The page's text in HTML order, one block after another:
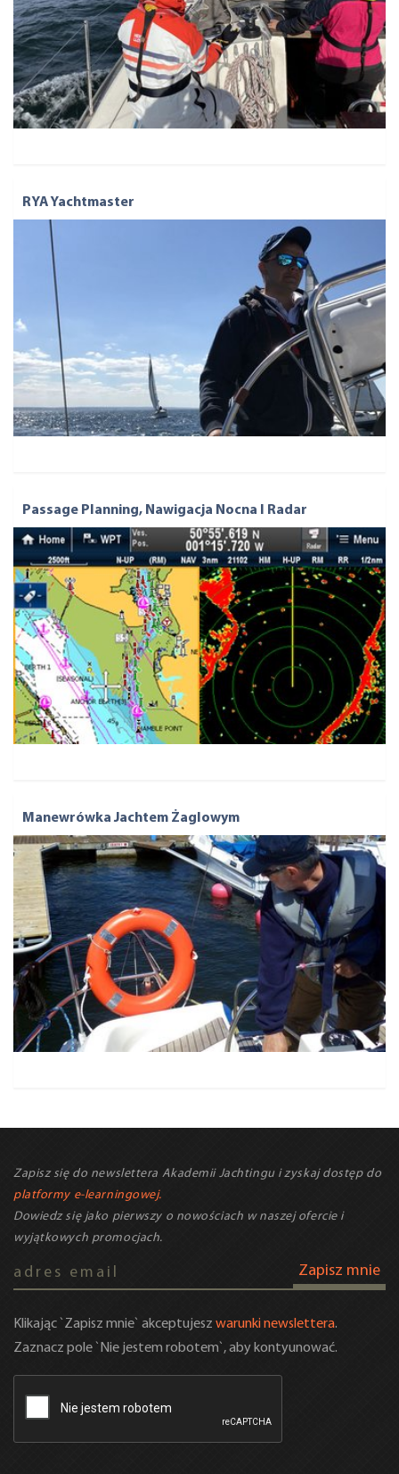
RYA Yachtmaster
Passage Planning, Nawigacja Nocna I Radar
Manewrówka Jachtem Żaglowym
Zapisz się do newslettera Akademii Jachtingu i zyskaj dostęp do
platformy e-learningowej.
Dowiedz się jako pierwszy o nowościach w naszej ofercie i
wyjątkowych promocjach.
Zapisz mnie
Klikając `Zapisz mnie` akceptujesz warunki newslettera.
Zaznacz pole `Nie jestem robotem`, aby kontyunować.